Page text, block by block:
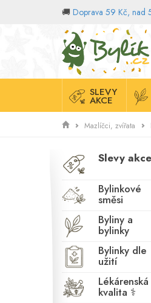
🚚 Doprava 59 Kč, nad
Domů
SLEVY
AKCE
Mazlíčci, zvířata
Slevy akce
Bylinkové
směsi
Byliny a
bylinky
Bylinky dle
užití
Lékárenská
kvalita ⚕